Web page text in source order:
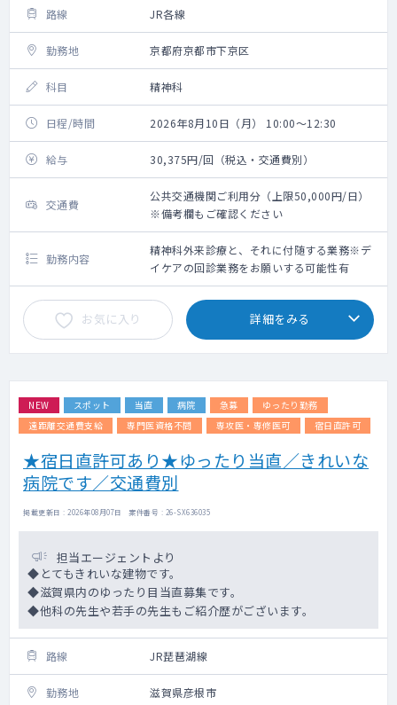
路線 JR各線
勤務地 京都府京都市下京区
科目 精神科
日程/時間 2026年8月10日（月） 10:00～12:30
給与 30,375円/回（税込・交通費別）
交通費
公共交通機関ご利用分（上限50,000円/日）
※備考欄もご確認ください
勤務内容
精神科外来診療と、それに付随する業務※デ
イケアの回診業務をお願いする可能性有
お気に入り 詳細をみる
NEW スポット 当直 病院 急募
ゆったり勤務
遠距離交通費支給
専門医資格不問 専攻医・専修医可 宿日直許可
★宿日直許可あり★ゆったり当直／きれいな
病院です／交通費別
掲載更新日 : 2026年08月07日 案件番号 : 26-SX636035
担当エージェントより
◆とてもきれいな建物です。
◆滋賀県内のゆったり目当直募集です。
◆他科の先生や若手の先生もご紹介歴がございます。
路線 JR琵琶湖線
勤務地 滋賀県彦根市